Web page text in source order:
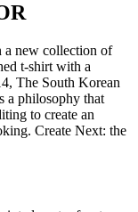
a new collection of
t-shirt with a
The South Korean
a philosophy that
to create an
Create Next: the